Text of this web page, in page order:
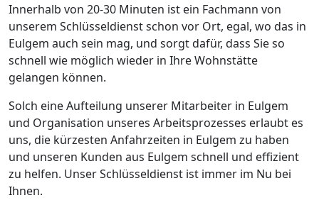
Innerhalb von 20-30 Minuten ist ein Fachmann von
unserem Schlüsseldienst schon vor Ort, egal, wo das in
Eulgem auch sein mag, und sorgt dafür, dass Sie so
schnell wie möglich wieder in Ihre Wohnstätte
gelangen können.
Solch eine Aufteilung unserer Mitarbeiter in Eulgem
und Organisation unseres Arbeitsprozesses erlaubt es
uns, die kürzesten Anfahrzeiten in Eulgem zu haben
und unseren Kunden aus Eulgem schnell und effizient
zu helfen. Unser Schlüsseldienst ist immer im Nu bei
Ihnen.